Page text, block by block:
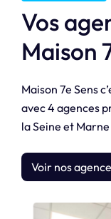
Nos Annonces
Maisons 7e Sens
Prendre Rendez-
Contactez-nous
Vos
Maison
Maison 7e Sens
avec 4 agences
la Seine et
Voir nos